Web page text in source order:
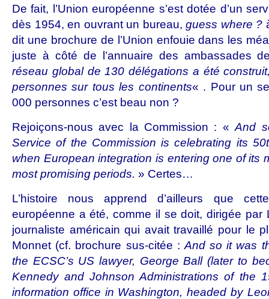
De fait, l’Union européenne s’est dotée d’un
dès 1954, en ouvrant un bureau, guess where ?
dit une brochure de l’Union enfouie dans les
juste à côté de l’annuaire des ambassades
réseau global de 130 délégations a été
personnes sur tous les continents« . Pour un
000 personnes c’est beau non ?
Rejoiçons-nous avec la Commission : «And
Service of the Commission is celebrating its
when European integration is entering one of its
most promising periods. » Certes…
L’histoire nous apprend d’ailleurs que
européenne a été, comme il se doit, dirigée
journaliste américain qui avait travaillé pour le
Monnet (cf. brochure sus-citée : And so it was
the ECSC’s US lawyer, George Ball (later to
Kennedy and Johnson Administrations of the
information office in Washington, headed by